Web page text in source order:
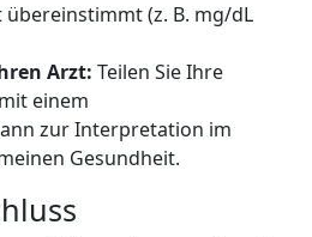
(z. B. mg/dL
Arzt: Teilen Sie Ihre
einem
zur Interpretation im
Gesundheit.